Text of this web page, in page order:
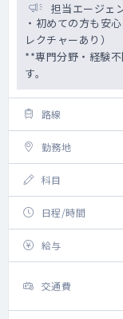
担当エージェ
・初めての方も安
レクチャーあり）
**専門分野・経験
す。
路線
勤務地
科目
日程/時間
給与
交通費